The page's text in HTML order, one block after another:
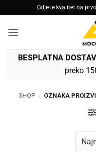
to
content
Gdje je kvalitet na
BESPLATNA
preko
SHOP / OZNAKA